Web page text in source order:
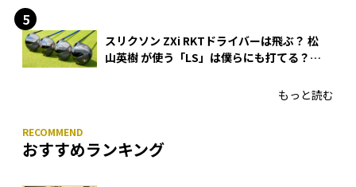
スリクソン ZXi RKTドライバーは飛ぶ？ 松
山英樹 が使う「LS」は僕らにも打てる？
もっと読む
おすすめランキング